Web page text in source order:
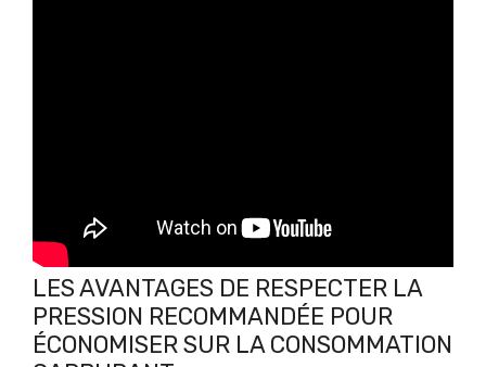
LES AVANTAGES DE RESPECTER LA
PRESSION RECOMMANDÉE POUR
ÉCONOMISER SUR LA CONSOMMATION